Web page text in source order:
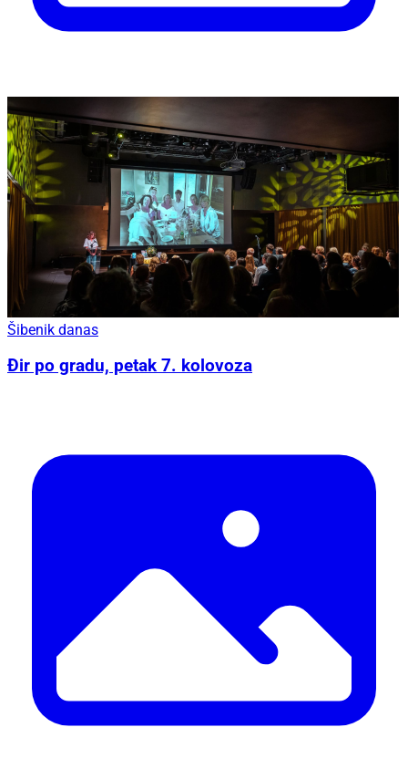
Šibenik danas
Đir po gradu, petak 7. kolovoza